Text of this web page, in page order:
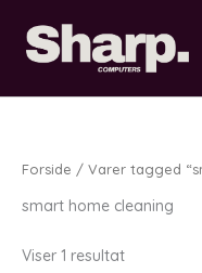
indholdet
Forside / Varer tagged
smart home cleaning
Viser 1 resultat